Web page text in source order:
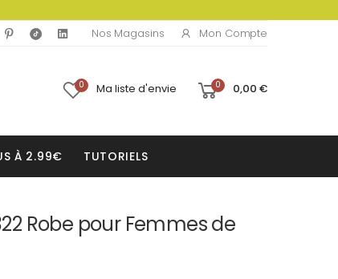
Nos Magasins Mon Compte
0 Ma liste d'envie 0 0,00 €
À 2.99€ TUTORIELS
Robe pour Femmes de